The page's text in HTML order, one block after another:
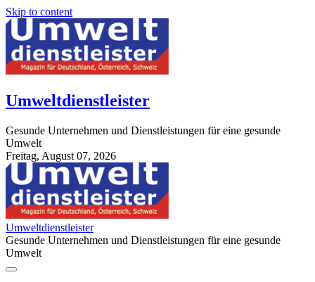
Skip to content
Umweltdienstleister
Gesunde Unternehmen und Dienstleistungen für eine gesunde
Umwelt
Freitag, August 07, 2026
StuttgartApotheke.com
Umweltdienstleister
Gesunde Unternehmen und Dienstleistungen für eine gesunde
Umwelt